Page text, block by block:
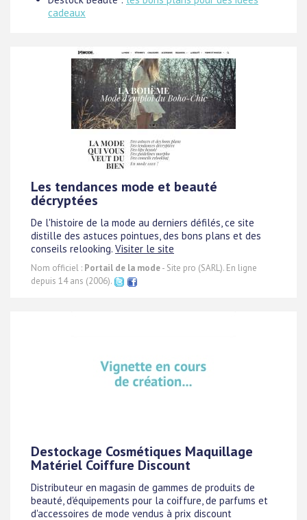
cadeaux
Les tendances mode et beauté
décryptées
De l'histoire de la mode au derniers défilés, ce site
distille des astuces pointues, des bons plans et des
conseils relooking. Visiter le site
Nom officiel : Portail de la mode- Site pro (SARL). En ligne
depuis 14 ans (2006).
Destockage Cosmétiques Maquillage
Matériel Coiffure Discount
Distributeur en magasin de gammes de produits de
beauté, d'équipements pour la coiffure, de parfums et
d'accessoires de mode vendus à prix discount